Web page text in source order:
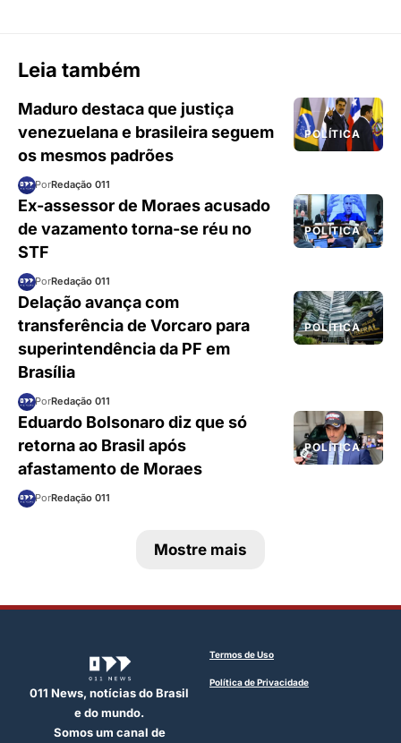
Leia também
POLÍTICA
Maduro destaca que justiça
venezuelana e brasileira seguem
os mesmos padrões
PorRedação 011
POLÍTICA
Ex-assessor de Moraes acusado
de vazamento torna-se réu no
STF
PorRedação 011
POLÍTICA
Delação avança com
transferência de Vorcaro para
superintendência da PF em
Brasília
PorRedação 011
POLÍTICA
Eduardo Bolsonaro diz que só
retorna ao Brasil após
afastamento de Moraes
PorRedação 011
Mostre mais
011 News, notícias do Brasil
e do mundo.
Somos um canal de
Termos de Uso
Política de Privacidade